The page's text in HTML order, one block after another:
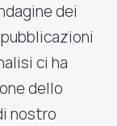
dei
ci ha
dello
nostro